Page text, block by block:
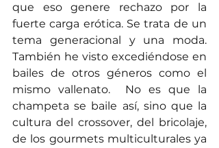
que eso genere rechazo por la
fuerte carga erótica. Se trata de un
tema generacional y una moda.
También he visto excediéndose en
bailes de otros géneros como el
mismo vallenato.  No es que la
champeta se baile así, sino que la
cultura del crossover, del bricolaje,
de los gourmets multiculturales ya